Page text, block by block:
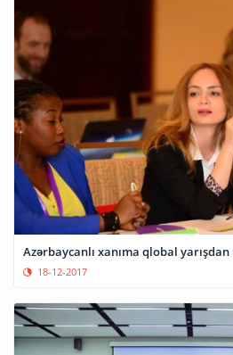
Azərbaycanlı xanıma qlobal
18-12-2017